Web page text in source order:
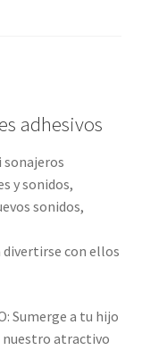
adhesivos
sonajeros
y sonidos,
sonidos,
divertirse con ellos
Sumerge a tu hijo
nuestro atractivo